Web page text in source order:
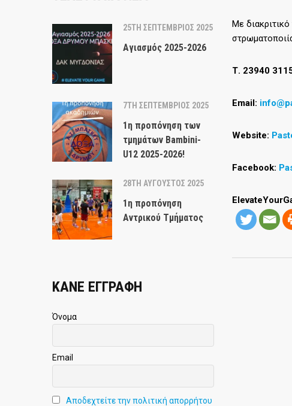
Με
Τ. 23940
Email :
Website:
Facebook:
25TH ΣΕΠΤΈΜΒΡΙΟΣ 2025
Αγιασμός 2025-2026
7TH ΣΕΠΤΈΜΒΡΙΟΣ 2025
1η προπόνηση των
τμημάτων Bambini-
U12 2025-2026!
28TH ΑΎΓΟΥΣΤΟΣ 2025
1η προπόνηση
Αντρικού Τμήματος
ΚΑΝΕ ΕΓΓΡΑΦΗ
Όνομα
Email
Αποδεχτείτε την πολιτική απορρήτου